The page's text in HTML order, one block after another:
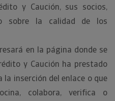
y Caución, sus socios,
sobre la calidad de los
en la página donde se
y Caución ha prestado
inserción del enlace o que
colabora, verifica o